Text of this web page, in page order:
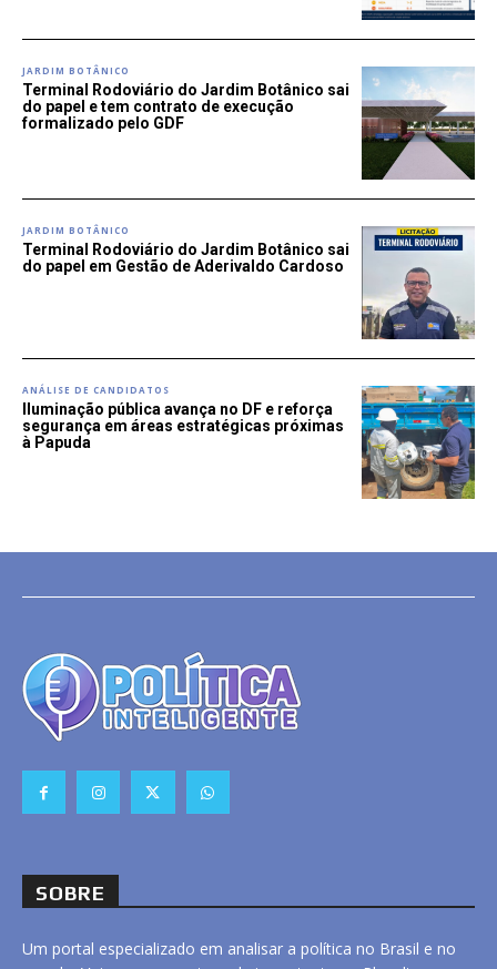
JARDIM BOTÂNICO
Terminal Rodoviário do Jardim Botânico sai
do papel e tem contrato de execução
formalizado pelo GDF
JARDIM BOTÂNICO
Terminal Rodoviário do Jardim Botânico sai
do papel em Gestão de Aderivaldo Cardoso
ANÁLISE DE CANDIDATOS
Iluminação pública avança no DF e reforça
segurança em áreas estratégicas próximas
à Papuda
SOBRE
Um portal especializado em analisar a política no Brasil e no